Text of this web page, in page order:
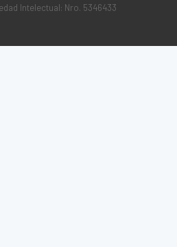
Intelectual: Nro. 5346433